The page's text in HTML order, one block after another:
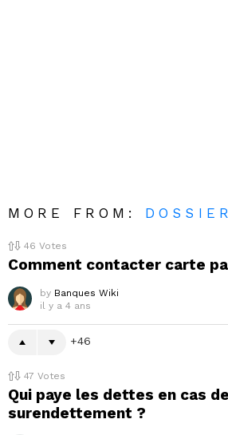
MORE FROM:
46 Votes
Comment contacter carte
by Banques Wiki
il y a 4 ans
46
47 Votes
Qui paye les dettes en cas de
surendettement ?